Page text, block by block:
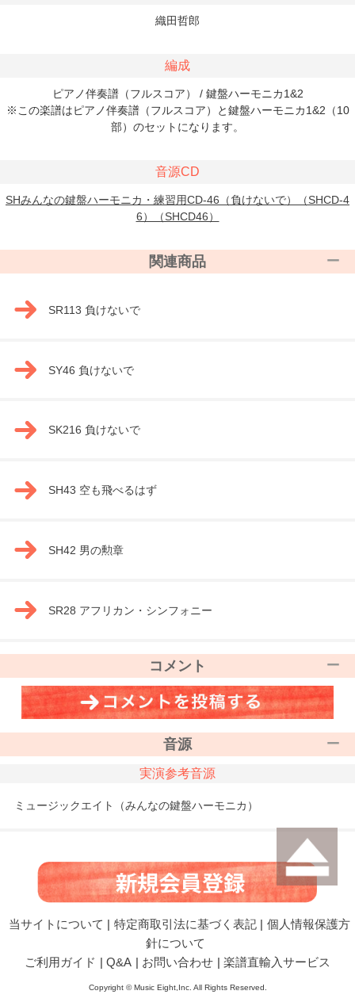
織田哲郎
編成
ピアノ伴奏譜（フルスコア） / 鍵盤ハーモニカ1&2
※この楽譜はピアノ伴奏譜（フルスコア）と鍵盤ハーモニカ1&2（10
部）のセットになります。
音源CD
SHみんなの鍵盤ハーモニカ・練習用CD-46（負けないで）（SHCD-4
6）（SHCD46）
関連商品
SR113 負けないで
SY46 負けないで
SK216 負けないで
SH43 空も飛べるはず
SH42 男の勲章
SR28 アフリカン・シンフォニー
コメント
音源
実演参考音源
ミュージックエイト（みんなの鍵盤ハーモニカ）
当サイトについて | 特定商取引法に基づく表記 | 個人情報保護方
針について
ご利用ガイド | Q&A | お問い合わせ | 楽譜直輸入サービス
Copyright © Music Eight,Inc. All Rights Reserved.